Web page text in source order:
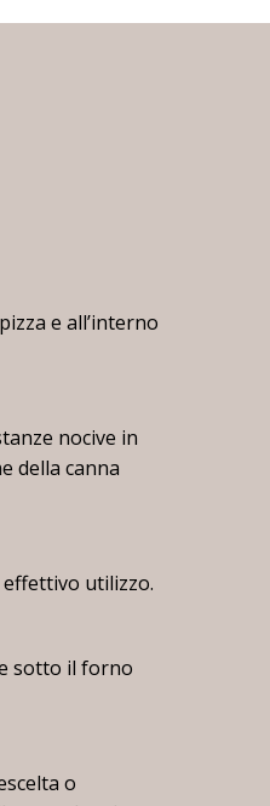
e all’interno
nocive in
della canna
utilizzo.
sotto il forno
o